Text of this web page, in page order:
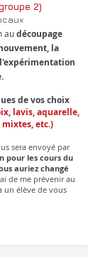
2)
audécoupage
la
de vos choix
lavis, aquarelle,
etc.)
sera envoyé par
pour les cours du
auriez changé
de me prévenir au
un élève de vous